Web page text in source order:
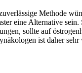
Methode
eine Alternative
sollte auf
ist daher